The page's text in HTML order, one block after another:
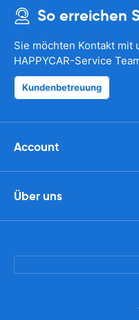
So erreichen
Sie möchten Kontakt mit
HAPPYCAR-Service
Kundenbetreuung
Account
Über uns